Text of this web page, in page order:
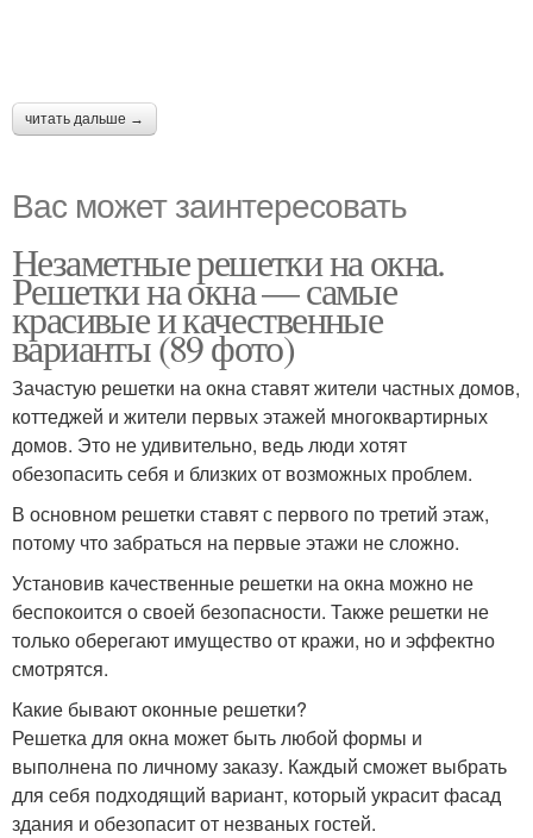
читать дальше →
Вас может заинтересовать
Незаметные решетки на окна.
Решетки на окна — самые
красивые и качественные
варианты (89 фото)
Зачастую решетки на окна ставят жители частных домов,
коттеджей и жители первых этажей многоквартирных
домов. Это не удивительно, ведь люди хотят
обезопасить себя и близких от возможных проблем.
В основном решетки ставят с первого по третий этаж,
потому что забраться на первые этажи не сложно.
Установив качественные решетки на окна можно не
беспокоится о своей безопасности. Также решетки не
только оберегают имущество от кражи, но и эффектно
смотрятся.
Какие бывают оконные решетки?
Решетка для окна может быть любой формы и
выполнена по личному заказу. Каждый сможет выбрать
для себя подходящий вариант, который украсит фасад
здания и обезопасит от незваных гостей.